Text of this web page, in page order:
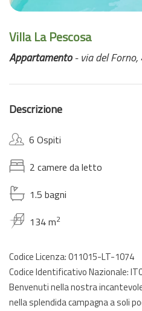
Villa La Pescosa
Appartamento- via del Forno,
Descrizione
6 Ospiti
2 camere da letto
1.5 bagni
134 m2
Codice Licenza: 011015-LT-1074
Codice Identificativo Nazionale:
Benvenuti nella nostra
nella splendida campagna a soli